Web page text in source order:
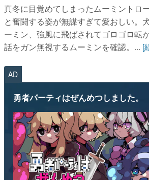
真冬に目覚めてしまったムーミントロ
と奮闘する姿が無謀すぎて愛おしい。
ーミン、強風に飛ばされてゴロゴロ転
話をガン無視するムーミンを確認。... [
AD
勇者パーティはぜんめつしました。